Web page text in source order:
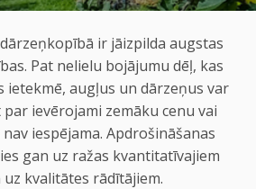
ir jāizpilda augstas
Pat nelielu bojājumu dēļ, kas
ietekmē, augļus un dārzeņus var
ievērojami zemāku cenu vai
iespējama. Apdrošināšanas
gan uz ražas kvantitatīvajiem
kvalitātes rādītājiem.